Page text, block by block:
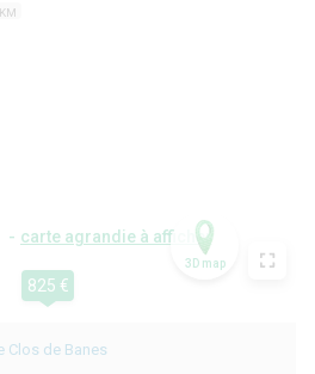
KM
- carte agrandie à afficher
825 €
3D map
Clos de Banes